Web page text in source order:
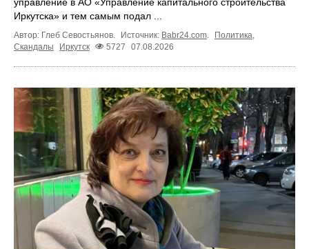
Иркутска» и тем самым подал ...
Автор: Глеб Севостьянов. Источник: Babr24.com. Политика,
Скандалы
Иркутск 5727 07.08.2026